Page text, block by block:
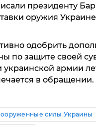
президенту
оружия Украине
одобрить
по защите своей
украинской армии
в обращении.
силы Украины